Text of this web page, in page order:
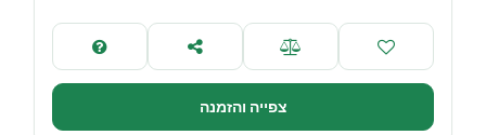
צפייה והזמנה